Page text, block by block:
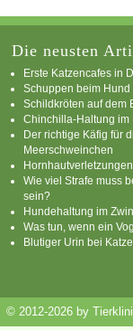
Die neusten
Erste Katzencafes in
Schuppen beim Hund
Schildkröten auf dem
Chinchilla-Haltung im
Der richtige Käfig für
Meerschweinchen
Wie viel Strafe muss
sein?
Hundehaltung im
Was tun, wenn ein
Blutiger Urin bei
© 2012-2026 by